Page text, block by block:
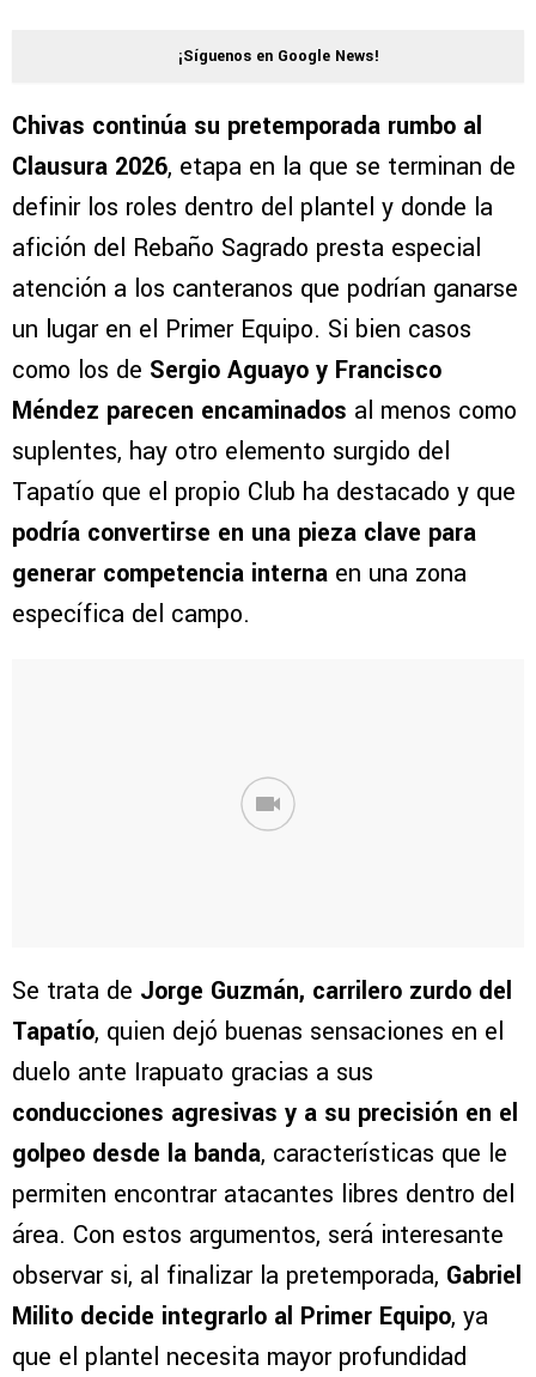
¡Síguenos en Google News!
Chivas continúa su pretemporada rumbo al
Clausura 2026, etapa en la que se terminan de
definir los roles dentro del plantel y donde la
afición del Rebaño Sagrado presta especial
atención a los canteranos que podrían ganarse
un lugar en el Primer Equipo. Si bien casos
como los de Sergio Aguayo y Francisco
Méndez parecen encaminados al menos como
suplentes, hay otro elemento surgido del
Tapatío que el propio Club ha destacado y que
podría convertirse en una pieza clave para
generar competencia interna en una zona
específica del campo.
Se trata de Jorge Guzmán, carrilero zurdo del
Tapatío, quien dejó buenas sensaciones en el
duelo ante Irapuato gracias a sus
conducciones agresivas y a su precisión en el
golpeo desde la banda, características que le
permiten encontrar atacantes libres dentro del
área. Con estos argumentos, será interesante
observar si, al finalizar la pretemporada, Gabriel
Milito decide integrarlo al Primer Equipo, ya
que el plantel necesita mayor profundidad